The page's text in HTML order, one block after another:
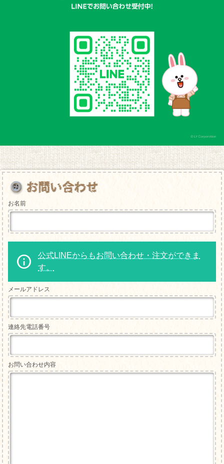
お名前
公式LINEからもお問い合わせ・注文ができま
す。
メールアドレス
連絡先電話番号
お問い合わせ内容